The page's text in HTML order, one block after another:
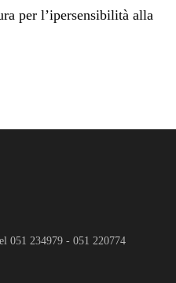
per l’ipersensibilità alla
051 234979 - 051 220774